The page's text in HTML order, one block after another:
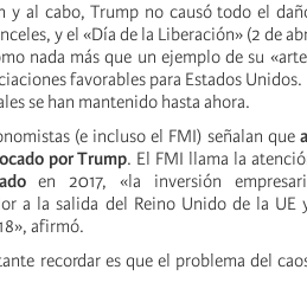
y al cabo, Trump no causó todo el
y el «Día de la Liberación» (2 de
nada más que un ejemplo de su
favorables para Estados Unidos.
se han mantenido hasta ahora.
(e incluso el FMI) señalan que
por Trump. El FMI llama la
en 2017, «la inversión
a la salida del Reino Unido de la UE
afirmó.
recordar es que el problema del